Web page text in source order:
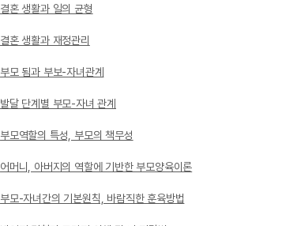
결혼 생활과 일의 균형
결혼 생활과 재정관리
부모 됨과 부보-자녀관계
발달 단계별 부모-자녀 관계
부모역할의 특성, 부모의 책무성
어머니, 아버지의 역할에 기반한 부모양육이론
부모-자녀간의 기본원칙, 바람직한 훈육방법